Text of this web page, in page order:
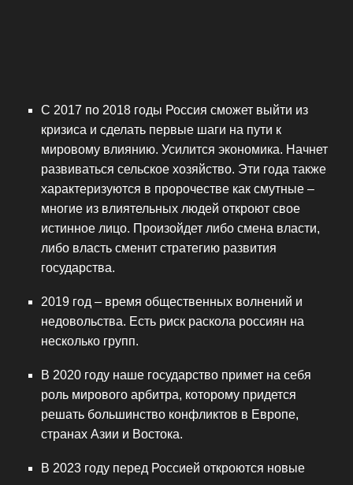
С 2017 по 2018 годы Россия сможет выйти из
кризиса и сделать первые шаги на пути к
мировому влиянию. Усилится экономика. Начнет
развиваться сельское хозяйство. Эти года также
характеризуются в пророчестве как смутные –
многие из влиятельных людей откроют свое
истинное лицо. Произойдет либо смена власти,
либо власть сменит стратегию развития
государства.
2019 год – время общественных волнений и
недовольства. Есть риск раскола россиян на
несколько групп.
В 2020 году наше государство примет на себя
роль мирового арбитра, которому придется
решать большинство конфликтов в Европе,
странах Азии и Востока.
В 2023 году перед Россией откроются новые